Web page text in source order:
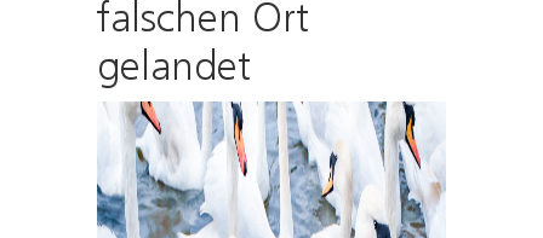
falschen Ort
gelandet